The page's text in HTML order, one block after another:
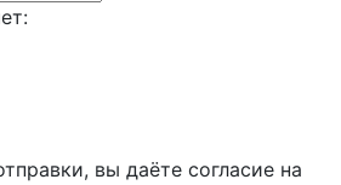
вы даёте согласие на